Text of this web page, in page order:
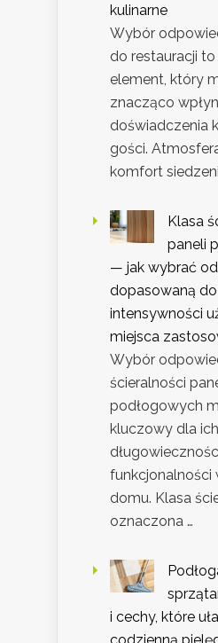
kulinarne
Wybór
do restauracji
element, który
znacząco
doświadczenia
gości.
komfort
Klasa
paneli
— jak wybrać
dopasowaną do
intensywności
miejsca
Wybór
ścieralności
podłogowych
kluczowy dla ich
funkcjonalności
domu. Klasa
oznaczona …
i cechy, które
codzienną